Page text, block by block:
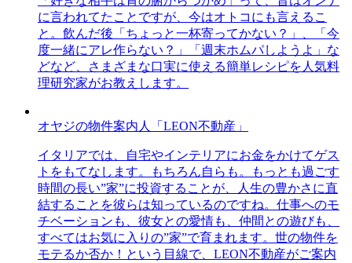
に言われてたことですが、今はオトコにも言えるこ
と。飲んだ後「ちょっと一杯寄ってかない？」、「今
度一緒にアレ作らない？」「週末ホムパしようよ」な
どなど、さまざまな口実に使える簡単レシピを人気料
理研究家がお教えします。
オヤジの物件案内人「LEON不動産」
イタリアでは、自宅やインテリアにお金をかけてゲス
トをもてなします。もちろん自らも。もっとも過ごす
時間の長い”家”に投資することが、人生の豊かさに直
結することを彼らは知っているのですね。仕事へのモ
チベーションも、彼女との愛情も、仲間との遊びも、
すべてはお気に入りの”家”で育まれます。世の物件を
モテるか否か！という目線で、LEON不動産がご案内